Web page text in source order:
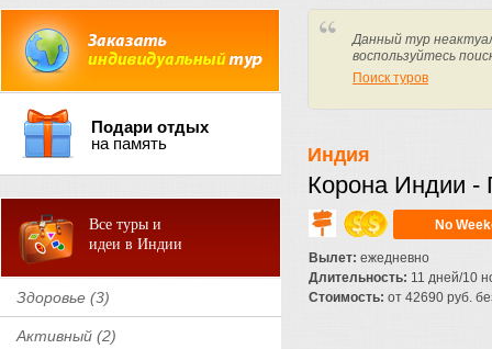
Подари отдых
на память
Все туры и
идеи в Индии
Здоровье (3)
Активный (2)
Данный тур
воспользуйтесь
Поиск туров
Индия
Корона Индии -
No
Вылет: ежедневно
Длительность: 11 дней/10
Стоимость: от 42690 руб.